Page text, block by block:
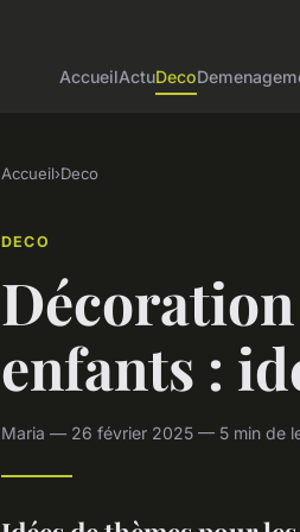
AccueilActuDeco
Accueil›Deco
DECO
enfants :
Maria — 26 février 2025 — 5 min de